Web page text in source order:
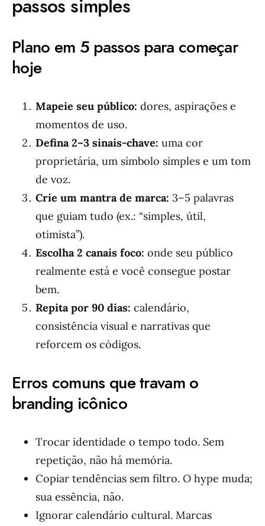
passos simples
Plano em 5 passos para começar
hoje
Mapeie seu público: dores, aspirações e
momentos de uso.
Defina 2–3 sinais-chave: uma cor
proprietária, um símbolo simples e um tom
de voz.
Crie um mantra de marca: 3–5 palavras
que guiam tudo (ex.: “simples, útil,
otimista”).
Escolha 2 canais foco: onde seu público
realmente está e você consegue postar
bem.
Repita por 90 dias: calendário,
consistência visual e narrativas que
reforcem os códigos.
Erros comuns que travam o
branding icônico
Trocar identidade o tempo todo. Sem
repetição, não há memória.
Copiar tendências sem filtro. O hype muda;
sua essência, não.
Ignorar calendário cultural. Marcas